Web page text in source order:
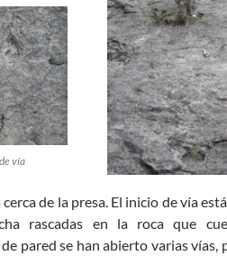
vía
de la presa. El inicio de vía
rascadas en la roca que
pared se han abierto varias vías